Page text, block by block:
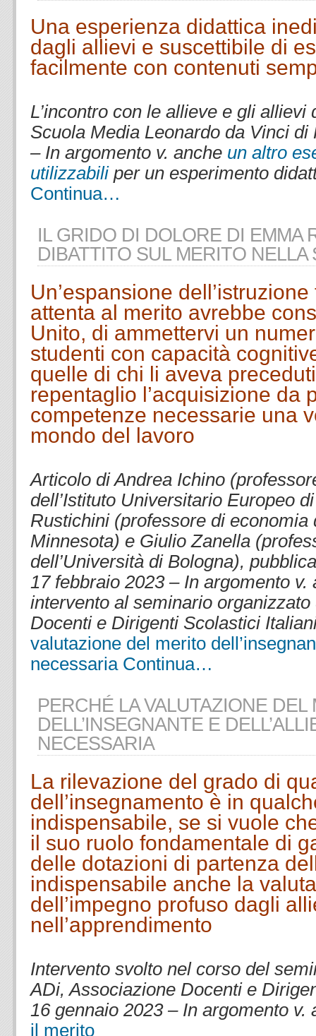
Una esperienza didattica
dagli allievi e suscettibile di
facilmente con contenuti
L’incontro con le allieve e gli allievi
Scuola Media Leonardo da Vinci
– In argomento v. anche un altro
utilizzabiliper un esperimento
Continua…
IL GRIDO DI DOLORE DI EMMA
DIBATTITO SUL MERITO NELLA
Un’espansione
attenta al merito avrebbe
Unito, di ammettervi un
studenti con capacità
quelle di chi li aveva
repentaglio l’acquisizione da
competenze necessarie una
mondo del lavoro
Articolo diAndrea Ichino
dell’Istituto Universitario Europeo
Rustichini (professore di economia
Minnesota) e Giulio Zanella
dell’Università di Bologna),
17 febbraio 2023 – In argomento v.
intervento al seminario
Docenti e Dirigenti Scolastici
valutazione del merito
necessaria Continua…
PERCHÉ LA VALUTAZIONE DEL
DELL’INSEGNANTE E
NECESSARIA
La rilevazione del grado di
dell’insegnamento è in
indispensabile, se si vuole
il suo ruolo fondamentale di
delle dotazioni di partenza
indispensabile anche la
dell’impegno profuso dagli
nell’apprendimento
Intervento svolto nel corso del
ADi, Associazione Docenti e
16 gennaio 2023 – In argomento v.
il merito